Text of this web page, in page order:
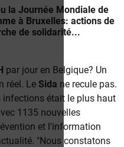
la Journée Mondiale de
à Bruxelles: actions de
de solidarité...
par jour en Belgique? Un
réel. Le Sida ne recule pas.
infections était le plus haut
1135 nouvelles
et l'information
"Nous constatons